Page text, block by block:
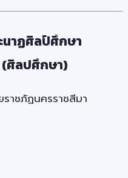
าฏศิลป์ศึกษา
ศิลปศึกษา)
าชภัฏนครราชสีมา